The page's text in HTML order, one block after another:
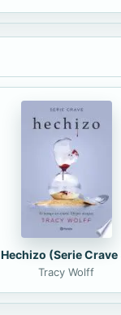
Hechizo (Serie Crave
Tracy Wolff